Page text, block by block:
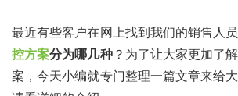
最近有些客户在网上找到我们的销售人
控方案分为哪几种？为了让大家更加了
案，今天小编就专门整理一篇文章来给